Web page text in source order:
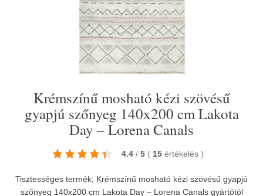
Krémszínű mosható kézi szövésű
gyapjú szőnyeg 140x200 cm Lakota
Day – Lorena Canals
4.4 / 5 ( 15 értékelés )
Tisztességes termék, Krémszínű mosható kézi szövésű gyapjú
szőnyeg 140x200 cm Lakota Day – Lorena Canals gyártótól